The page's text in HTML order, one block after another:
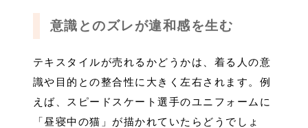
意識とのズレが違和感を生む
テキスタイルが売れるかどうかは、着る人の意
識や目的との整合性に大きく左右されます。例
えば、スピードスケート選手のユニフォームに
「昼寝中の猫」が描かれていたらどうでしょ